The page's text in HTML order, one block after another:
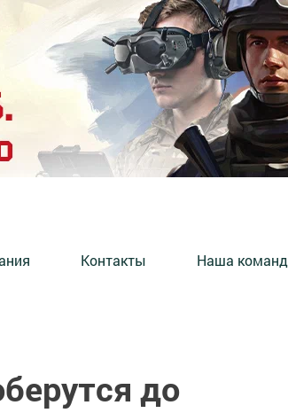
Контакты Наша
до